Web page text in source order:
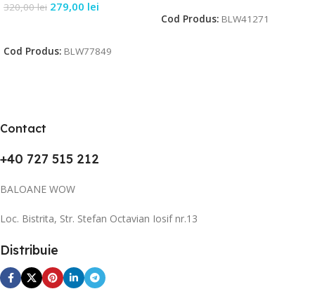
320,00lei 279,00 lei
Cod Produs: BLW77849
Cod Produs: BLW41271
Contact
+40 727 515 212
BALOANE WOW
Loc. Bistrita, Str. Stefan Octavian Iosif nr.13
Distribuie